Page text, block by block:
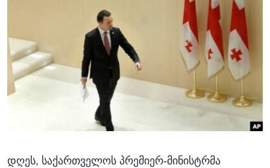
ᲘᲜᲢᲔᲠᲕᲘᲣ
ᲙᲣᲚᲢᲣᲠᲐ
დღეს, საქართველოს პრემიერ-მინისტრმა